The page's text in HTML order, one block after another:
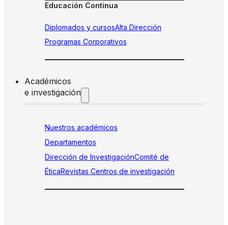
Educación Continua
Diplomados y cursosAlta Dirección
Programas Corporativos
Académicos
e investigación
Nuestros académicos
Departamentos
Dirección de InvestigaciónComité de
ÉticaRevistas Centros de investigación